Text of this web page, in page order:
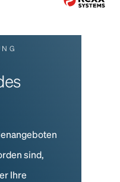
sind,
Ihre